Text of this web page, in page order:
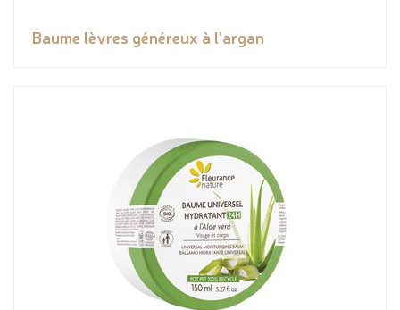
Baume lèvres généreux à l'argan